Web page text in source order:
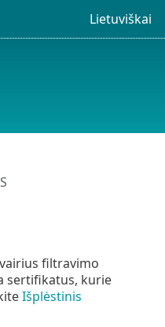
Lietuviškai
filtravimo
sertifikatus, kurie
Išplėstinis